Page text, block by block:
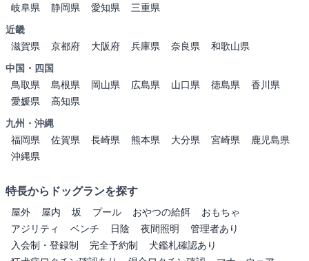
岐阜県
静岡県 愛知県
三重県
近畿
滋賀県
京都府 大阪府 兵庫県 奈良県
和歌山県
中国・四国
鳥取県
島根県 岡山県 広島県 山口県 徳島県
香川県
愛媛県
高知県
九州・沖縄
福岡県
佐賀県 長崎県 熊本県 大分県 宮崎県
鹿児島県
沖縄県
特長からドッグランを探す
屋外 屋内 坂 プール おやつの給餌
おもちゃ
アジリティ
ベンチ 日陰 夜間照明
管理者あり
入会制・登録制
完全予約制
犬鑑札確認あり